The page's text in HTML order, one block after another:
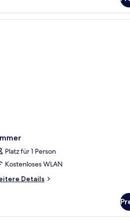
Platz für 1 Person
Kostenloses WLAN
Details